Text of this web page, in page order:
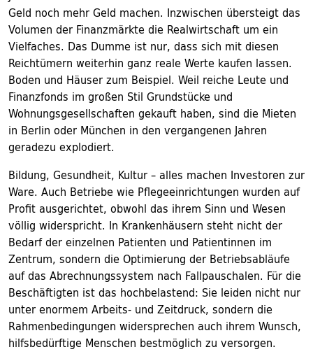
Geld noch mehr Geld machen. Inzwischen übersteigt das
Volumen der Finanzmärkte die Realwirtschaft um ein
Vielfaches. Das Dumme ist nur, dass sich mit diesen
Reichtümern weiterhin ganz reale Werte kaufen lassen.
Boden und Häuser zum Beispiel. Weil reiche Leute und
Finanzfonds im großen Stil Grundstücke und
Wohnungsgesellschaften gekauft haben, sind die Mieten
in Berlin oder München in den vergangenen Jahren
geradezu explodiert.
Bildung, Gesundheit, Kultur – alles machen Investoren zur
Ware. Auch Betriebe wie Pflegeeinrichtungen wurden auf
Profit ausgerichtet, obwohl das ihrem Sinn und Wesen
völlig widerspricht. In Krankenhäusern steht nicht der
Bedarf der einzelnen Patienten und Patientinnen im
Zentrum, sondern die Optimierung der Betriebsabläufe
auf das Abrechnungssystem nach Fallpauschalen. Für die
Beschäftigten ist das hochbelastend: Sie leiden nicht nur
unter enormem Arbeits- und Zeitdruck, sondern die
Rahmenbedingungen widersprechen auch ihrem Wunsch,
hilfsbedürftige Menschen bestmöglich zu versorgen.